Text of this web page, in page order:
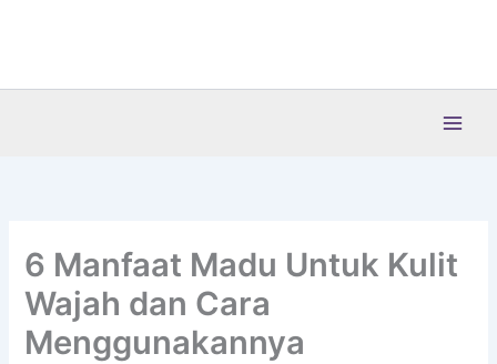
6 Manfaat Madu Untuk Kulit
Wajah dan Cara
Menggunakannya